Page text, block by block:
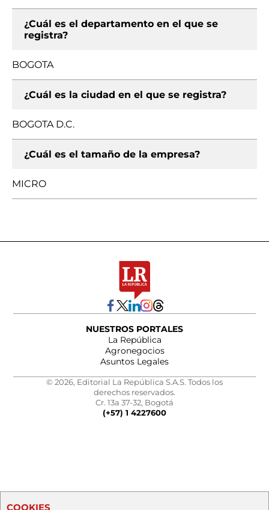
¿Cuál es el departamento en el que se
registra?
BOGOTA
¿Cuál es la ciudad en el que se registra?
BOGOTA D.C.
¿Cuál es el tamaño de la empresa?
MICRO
NUESTROS PORTALES
La República
Agronegocios
Asuntos Legales
© 2026, Editorial La República S.A.S. Todos los
derechos reservados.
Cr. 13a 37-32, Bogotá
(+57) 1 4227600
COOKIES